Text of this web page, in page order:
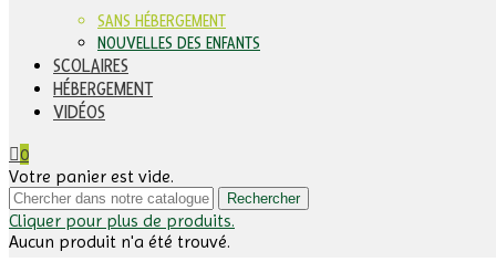
SANS HÉBERGEMENT
NOUVELLES DES ENFANTS
SCOLAIRES
HÉBERGEMENT
VIDÉOS
0
Votre panier est vide.
Rechercher
Cliquer pour plus de produits.
Aucun produit n'a été trouvé.